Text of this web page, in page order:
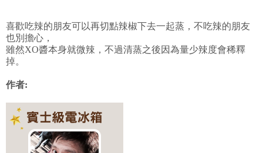
喜歡吃辣的朋友可以再切點辣椒下去一起蒸，不吃辣的朋友
也別擔心，
雖然XO醬本身就微辣，不過清蒸之後因為量少辣度會稀釋
掉。
作者: